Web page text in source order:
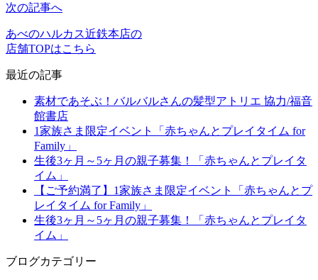
次の記事へ
あべのハルカス近鉄本店の
店舗TOPはこちら
最近の記事
素材であそぶ！バルバルさんの髪型アトリエ 協力/福音
館書店
1家族さま限定イベント「赤ちゃんとプレイタイム for
Family」
生後3ヶ月～5ヶ月の親子募集！「赤ちゃんとプレイタ
イム」
【ご予約満了】1家族さま限定イベント「赤ちゃんとプ
レイタイム for Family」
生後3ヶ月～5ヶ月の親子募集！「赤ちゃんとプレイタ
イム」
ブログカテゴリー